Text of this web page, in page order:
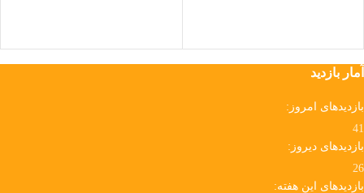
آمار بازدید
بازدیدهای امروز:
41
بازدیدهای دیروز:
26
بازدیدهای این هفته: